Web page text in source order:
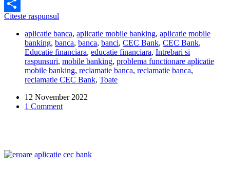
Facebook
Share
Citeste raspunsul
sa
accesez
aplicatia
CEC
Bank.
Care
problema?
aplicatie banca, aplicatie mobile banking, aplicatie mobile
banking, banca, banca, banci, CEC Bank, CEC Bank,
Educatie financiara, educatie financiara, Intrebari si
raspunsuri, mobile banking, problema functionare aplicatie
mobile banking, reclamatie banca, reclamatie banca,
reclamatie CEC Bank, Toate
12 November 2022
1 Comment